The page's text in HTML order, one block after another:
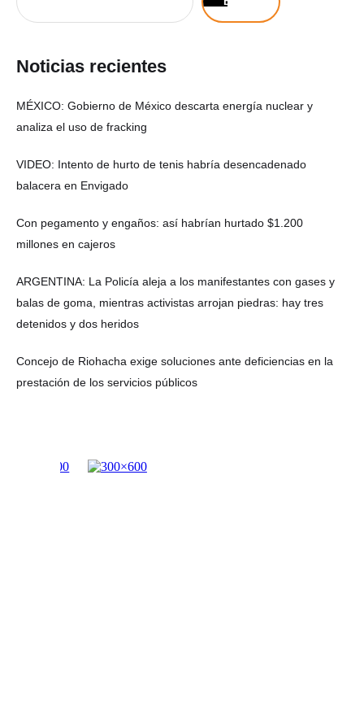
Noticias recientes
MÉXICO: Gobierno de México descarta energía nuclear y
analiza el uso de fracking
VIDEO: Intento de hurto de tenis habría desencadenado
balacera en Envigado
Con pegamento y engaños: así habrían hurtado $1.200
millones en cajeros
ARGENTINA: La Policía aleja a los manifestantes con gases y
balas de goma, mientras activistas arrojan piedras: hay tres
detenidos y dos heridos
Concejo de Riohacha exige soluciones ante deficiencias en la
prestación de los servicios públicos